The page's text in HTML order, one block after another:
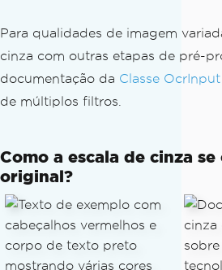
Para qualidades de imagem
cinza com outras etapas de pré-
documentação da Classe OcrInput
de múltiplos filtros.
Como a escala de cinza
original?